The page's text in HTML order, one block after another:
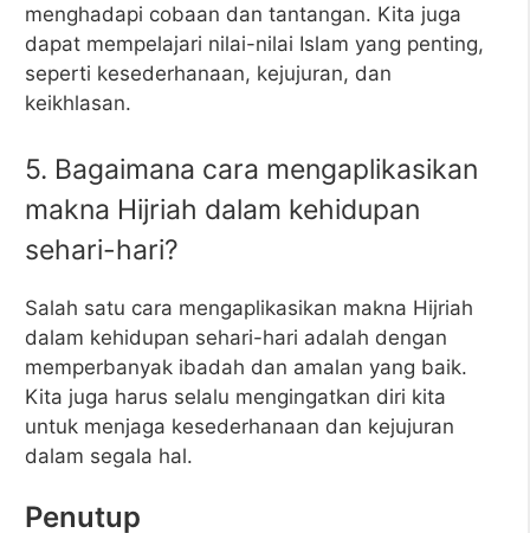
menghadapi cobaan dan tantangan. Kita juga
dapat mempelajari nilai-nilai Islam yang penting,
seperti kesederhanaan, kejujuran, dan
keikhlasan.
5. Bagaimana cara mengaplikasikan
makna Hijriah dalam kehidupan
sehari-hari?
Salah satu cara mengaplikasikan makna Hijriah
dalam kehidupan sehari-hari adalah dengan
memperbanyak ibadah dan amalan yang baik.
Kita juga harus selalu mengingatkan diri kita
untuk menjaga kesederhanaan dan kejujuran
dalam segala hal.
Penutup